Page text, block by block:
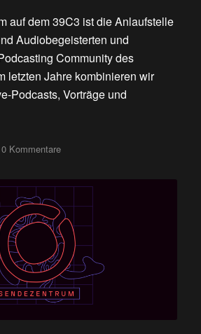
auf dem 39C3 ist die Anlaufstelle
Audiobegeisterten und
Community des
letzten Jahre kombinieren wir
Podcasts, Vorträge und
0 Kommentare